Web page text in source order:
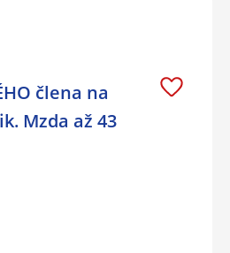
člena na
Mzda až 43